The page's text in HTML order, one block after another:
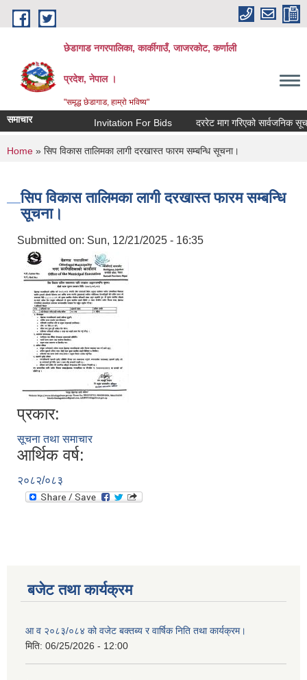
Skip to main content
छेडागाड नगरपालिका, कार्कीगाउँ, जाजरकाेट, कर्णाली
प्रदेश, नेपाल ।
"समृद्ध छेडागाड, हाम्रो भविष्य"
समाचार Invitation For Bids दररेट माग गरिएको सार्वजनिक सूचना।
You are here
Home » सिप विकास तालिमका लागी दरखास्त फारम सम्बन्धि सूचना।
सिप विकास तालिमका लागी दरखास्त फारम सम्बन्धि
सूचना।
Submitted on: Sun, 12/21/2025 - 16:35
प्रकार:
सूचना तथा समाचार
आर्थिक वर्ष:
२०८२/०८३
बजेट तथा कार्यक्रम
आ व २०८३/०८४ को वजेट बक्तब्य र वार्षिक निति तथा कार्यक्रम।
मिति: 06/25/2026 - 12:00